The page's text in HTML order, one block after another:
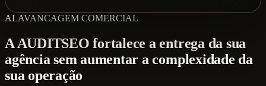
ALAVANCAGEM COMERCIAL
A AUDITSEO fortalece a entrega da sua
agência sem aumentar a complexidade da
sua operação